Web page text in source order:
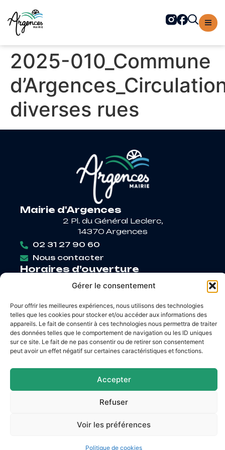
Gérer le consentement
Pour offrir les meilleures expériences, nous utilisons des technologies
telles que les cookies pour stocker et/ou accéder aux informations des
appareils. Le fait de consentir à ces technologies nous permettra de traiter
des données telles que le comportement de navigation ou les ID uniques
sur ce site. Le fait de ne pas consentir ou de retirer son consentement
peut avoir un effet négatif sur certaines caractéristiques et fonctions.
Accepter
Refuser
Voir les préférences
Politique de cookies
principal
2025-010_Commune
diverses rues
Mairie d'Argences
2 Pl. du Général Leclerc,
14370 Argences
02 31 27 90 60
Nous contacter
Horaires d’ouverture
Lundi
: 9h – 12h / Fermé
Mercredi: 9h – 12h / 14h – 17h
Jeudi: 9h – 12h / 14h – 17h
Vendredi: 9h – 12h / 14h – 16h30
Accessibilité
Mentions légales
Plan du site
Confidentialité
© 2026 Site & GRU développés par Utopia